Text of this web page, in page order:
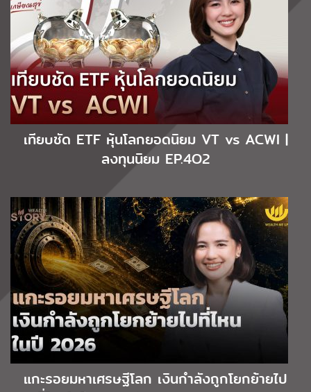
เทียบชัด ETF หุ้นโลกยอดนิยม VT vs ACWI |
ลงทุนนิยม EP.4O2
แกะรอยมหาเศรษฐีโลก เงินกำลังถูกโยกย้ายไป